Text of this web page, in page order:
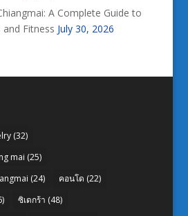
A Complete Guide to
and Fitness July 30, 2026
(32)
mai (25)
(24) คอนโด (22)
ซิเดกร้า (48)